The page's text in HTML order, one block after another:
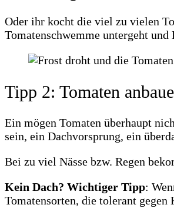
Oder ihr kocht die viel zu vielen
Tomatenschwemme untergeht
Tipp 2: Tomaten
Ein mögen Tomaten überhaupt
sein, ein Dachvorsprung, ein
Bei zu viel Nässe bzw. Regen
Kein Dach? Wichtiger Tipp:
Tomatensorten, die tolerant